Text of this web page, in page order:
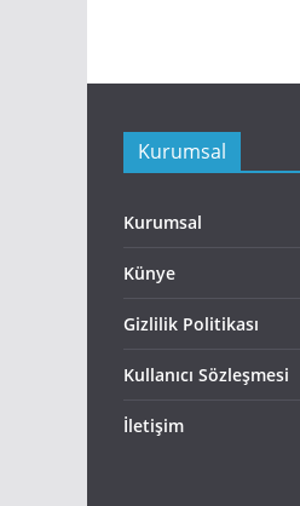
Kurumsal
Kurumsal
Künye
Gizlilik Politikası
Kullanıcı Sözleşmesi
İletişim